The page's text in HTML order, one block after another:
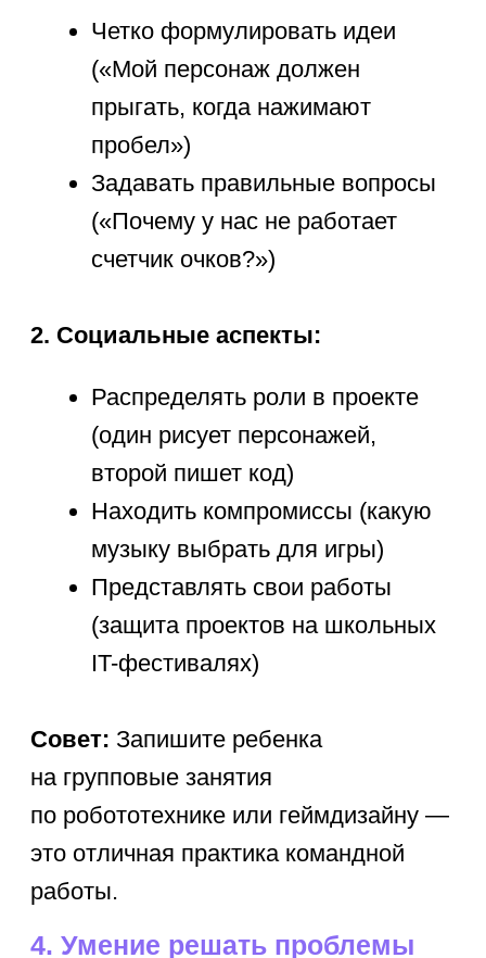
рекламных алгоритмов
Статистика:
65% нынешних первоклассников
будут работать в профессиях,
которых еще не существует
(Всемирный экономический
форум)
В 2025 году 97 млн новых
с визуальных языков (Scratch), затем
используют в науке, искусственном
интеллекте и веб-разработке.